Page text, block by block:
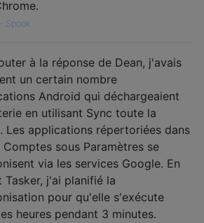
Spook
à la réponse de Dean, j'avais
un certain nombre
Android qui déchargeaient
en utilisant Sync toute la
Les applications répertoriées dans
sous Paramètres se
via les services Google. En
Tasker, j'ai planifié la
pour qu'elle s'exécute
heures pendant 3 minutes.